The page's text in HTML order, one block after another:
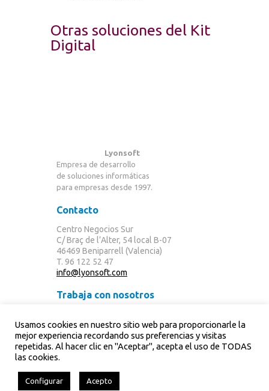
Otras soluciones del Kit
Digital
Lyonsoft
Empresa de desarrollo
de soluciones informáticas
para empresas desde 1997.
Contacto
Centro Negocios Sur
C/ Braç de l’Alter, 54 local B-07
46469 Beniparrell (Valencia)
T. 96 122 52 47
info@lyonsoft.com
Trabaja con nosotros
quieran desempeñar todo su potencial en un
trabajo que les llene y motive.
Contacta ahora con nosotros.
Usamos cookies en nuestro sitio web para proporcionarle la
mejor experiencia recordando sus preferencias y visitas
repetidas. Al hacer clic en "Aceptar", acepta el uso de TODAS
las cookies.
Configurar Acepto